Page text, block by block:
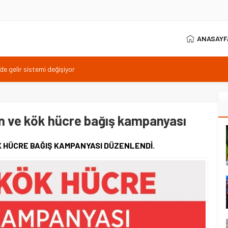
çekilişine katıldı
sıcaklara kısa ara
kök hücre bağış kampanyası
BAĞIŞ KAMPANYASI DÜZENLENDİ.